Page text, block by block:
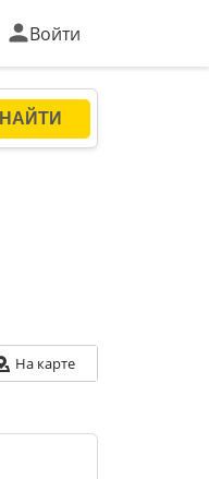
Войти
На карте